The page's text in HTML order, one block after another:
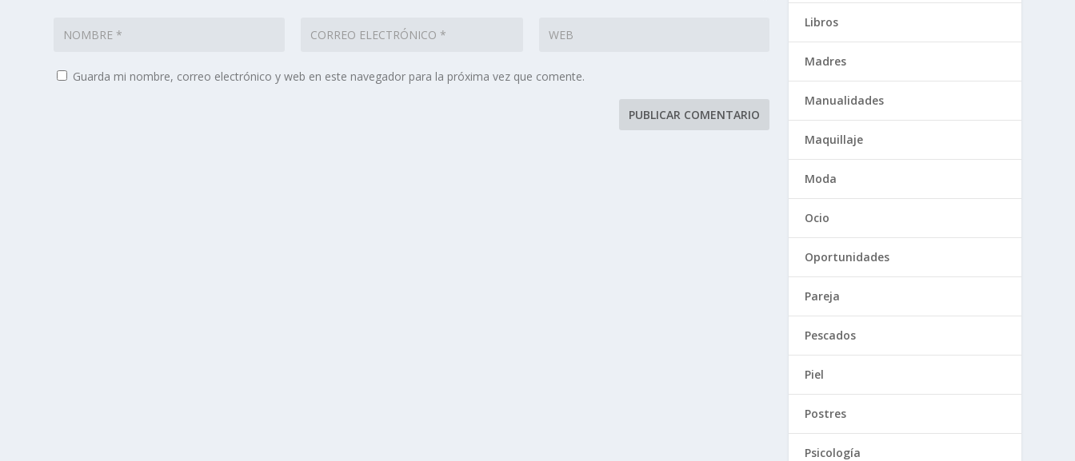
Guarda mi nombre, correo electrónico y web en este navegador para la próxima vez que comente.
Libros
Madres
Manualidades
Maquillaje
Moda
Ocio
Oportunidades
Pareja
Pescados
Piel
Postres
Psicología